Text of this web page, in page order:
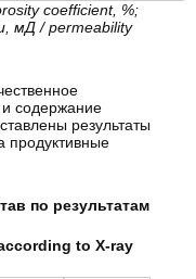
coefficient, %;
мД / permeability
содержание
результаты
продуктивные
по результатам
to X-ray